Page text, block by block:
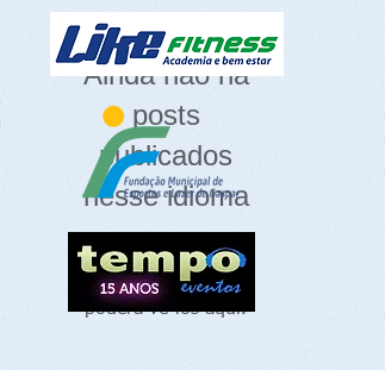
Ainda não há
posts
publicados
nesse idioma
posts forem
publicados, você
poderá vê-los aqui.